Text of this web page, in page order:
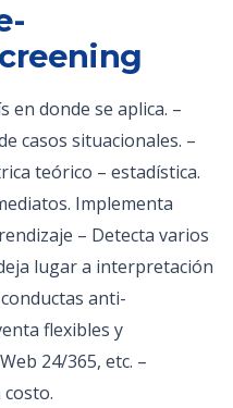
en donde se aplica. –
casos situacionales. –
teórico – estadística.
Implementa
– Detecta varios
lugar a interpretación
anti-
flexibles y
24/365, etc. –